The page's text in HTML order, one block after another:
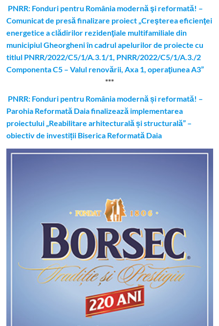
PNRR: Fonduri pentru România modernă şi reformată! –
Comunicat de presă finalizare proiect „Creşterea eficienţei
energetice a clădirilor rezidenţiale multifamiliale din
municipiul Gheorgheni în cadrul apelurilor de proiecte cu
titlul PNRR/2022/C5/1/A.3.1/1, PNRR/2022/C5/1/A.3./2
Componenta C5 – Valul renovării, Axa 1, operaţiunea A3”
***
PNRR: Fonduri pentru România modernă și reformată! –
Parohia Reformată Daia finalizează implementarea
proiectului „Reabilitare arhitecturală și structurală” –
obiectiv de investiții Biserica Reformată Daia